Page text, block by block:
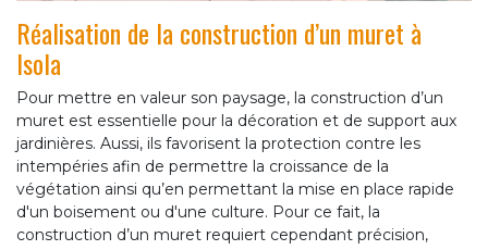
Réalisation de la construction d’un muret à
Isola
Pour mettre en valeur son paysage, la construction d’un
muret est essentielle pour la décoration et de support aux
jardinières. Aussi, ils favorisent la protection contre les
intempéries afin de permettre la croissance de la
végétation ainsi qu’en permettant la mise en place rapide
d'un boisement ou d'une culture. Pour ce fait, la
construction d’un muret requiert cependant précision,